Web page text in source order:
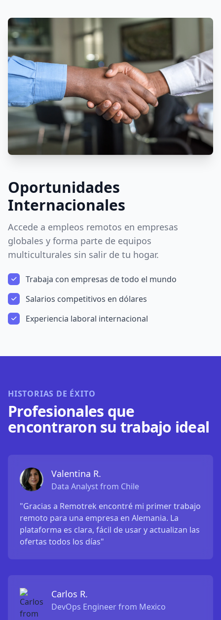
Oportunidades
Internacionales
Accede a empleos remotos en empresas
globales y forma parte de equipos
multiculturales sin salir de tu hogar.
Trabaja con empresas de todo el mundo
Salarios competitivos en dólares
Experiencia laboral internacional
HISTORIAS DE ÉXITO
Profesionales que
encontraron su trabajo ideal
Valentina R.
Data Analyst from Chile
"Gracias a Remotrek encontré mi primer trabajo
remoto para una empresa en Alemania. La
plataforma es clara, fácil de usar y actualizan las
ofertas todos los días"
Carlos R.
DevOps Engineer from Mexico